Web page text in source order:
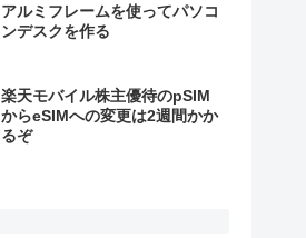
アルミフレームを使ってパソコ
ンデスクを作る
楽天モバイル株主優待のpSIM
からeSIMへの変更は2週間かか
るぞ